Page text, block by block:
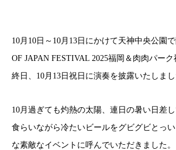
10月10日～10月13日にかけて天神中央公園
OF JAPAN FESTIVAL 2025福岡＆肉肉パー
終日、10月13日祝日に演奏を披露いたしまし
10月過ぎても灼熱の太陽、連日の暑い日差
食らいながら冷たいビールをグビグビとっ
な素敵なイベントに呼んでいただきました。